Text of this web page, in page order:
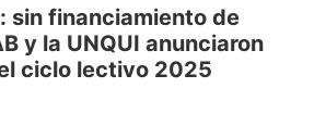
sin financiamiento de
y la UNQUI anunciaron
ciclo lectivo 2025